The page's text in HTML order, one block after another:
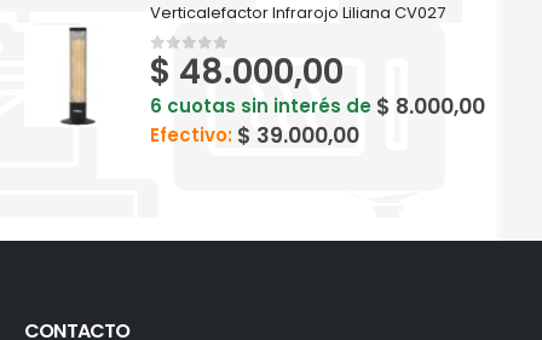
Verticalefactor Infrarojo Liliana CV027
0out of 5
$ 48.000,00
6 cuotas sin interés de $ 8.000,00
Efectivo: $ 39.000,00
CONTACTO